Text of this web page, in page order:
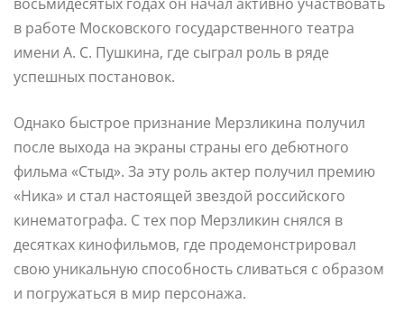
в работе Московского государственного театра
имени А. С. Пушкина, где сыграл роль в ряде
успешных постановок.
Однако быстрое признание Мерзликина получил
после выхода на экраны страны его дебютного
фильма «Стыд». За эту роль актер получил премию
«Ника» и стал настоящей звездой российского
кинематографа. С тех пор Мерзликин снялся в
десятках кинофильмов, где продемонстрировал
свою уникальную способность сливаться с образом
и погружаться в мир персонажа.